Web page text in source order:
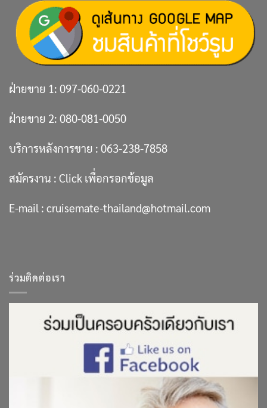
ฝ่ายขาย 1: 097-060-0221
ฝ่ายขาย 2: 080-081-0050
บริการหลังการขาย : 063-238-7858
สมัครงาน : Click เพื่อกรอกข้อมูล
E-mail : cruisemate-thailand@hotmail.com
ร่วมติดต่อเรา